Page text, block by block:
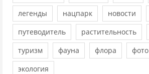
легенды
нацпарк новости
путеводитель
растительность
туризм
фауна флора фото
экология